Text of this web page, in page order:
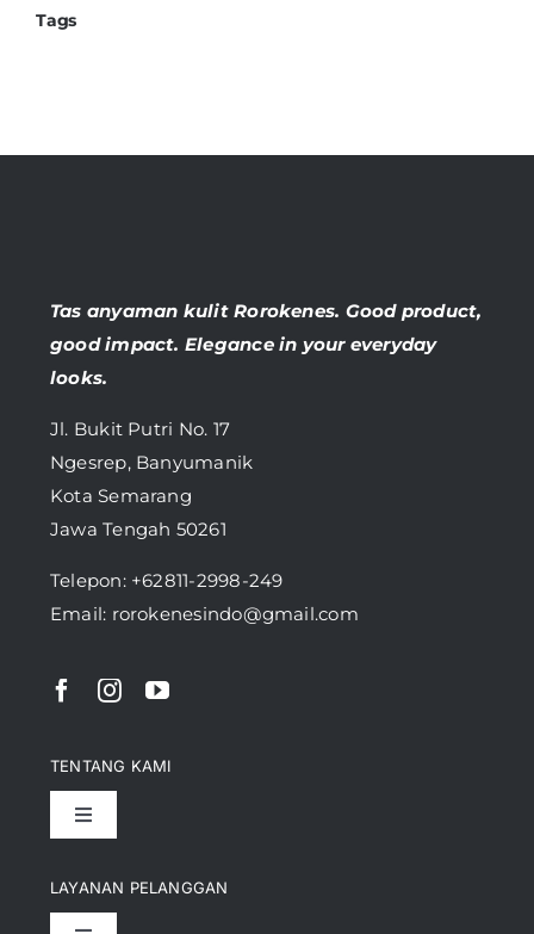
Tags
Tas anyaman kulit Rorokenes. Good product,
good impact. Elegance in your everyday
looks.
Jl. Bukit Putri No. 17
Ngesrep, Banyumanik
Kota Semarang
Jawa Tengah 50261
Telepon: +62811-2998-249
Email: rorokenesindo@gmail.com
LAYANAN PELANGGAN
TENTANG KAMI
Toggle
Pencapaian